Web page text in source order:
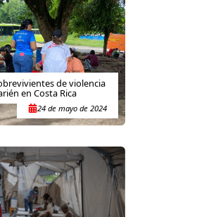
de violencia
en Costa Rica
24 de mayo de 2024